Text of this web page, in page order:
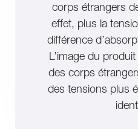
corps étrangers
effet, plus la
différence
L’image du
des corps
des tensions plus